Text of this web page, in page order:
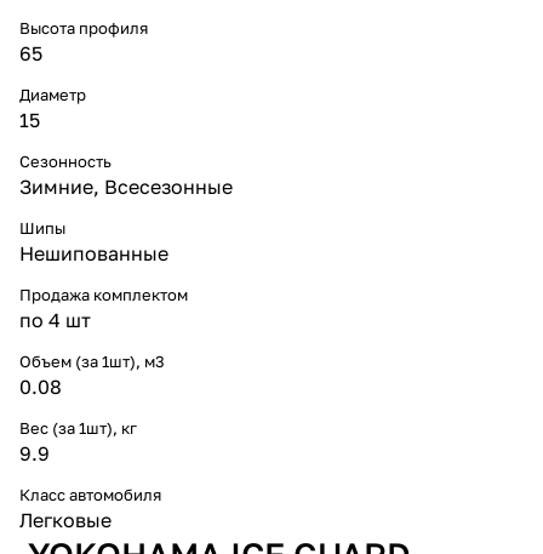
Высота профиля
65
Диаметр
15
Сезонность
Зимние, Всесезонные
Шипы
Нешипованные
Продажа комплектом
по 4 шт
Объем (за 1шт), м3
0.08
Вес (за 1шт), кг
9.9
Класс автомобиля
Легковые